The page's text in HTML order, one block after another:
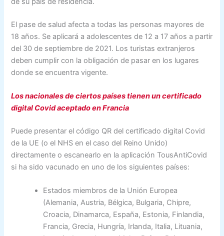
El pase de salud afecta a todas las personas mayores de
18 años. Se aplicará a adolescentes de 12 a 17 años a partir
del 30 de septiembre de 2021. Los turistas extranjeros
deben cumplir con la obligación de pasar en los lugares
donde se encuentra vigente.
Los nacionales de ciertos países tienen un certificado
digital Covid aceptado en Francia
Puede presentar el código QR del certificado digital Covid
de la UE (o el NHS en el caso del Reino Unido)
directamente o escanearlo en la aplicación TousAntiCovid
si ha sido vacunado en uno de los siguientes países:
Estados miembros de la Unión Europea
(Alemania, Austria, Bélgica, Bulgaria, Chipre,
Croacia, Dinamarca, España, Estonia, Finlandia,
Francia, Grecia, Hungría, Irlanda, Italia, Lituania,